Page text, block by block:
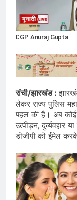
DGP Anuraj Gupta
रांची/झारखंड :
लेकर राज्य पुलिस
पहल की है। अब कोई
उत्पीड़न, दुर्व्यवहार
डीजीपी को ईमेल